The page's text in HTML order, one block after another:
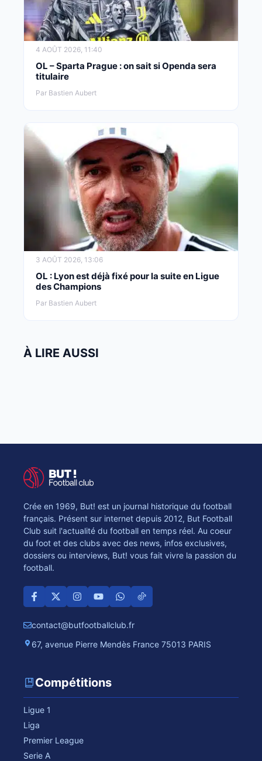
4 AOÛT 2026, 11:40
OL – Sparta Prague : on sait si Openda sera
titulaire
Par Bastien Aubert
3 AOÛT 2026, 13:06
OL : Lyon est déjà fixé pour la suite en Ligue
des Champions
Par Bastien Aubert
À LIRE AUSSI
Crée en 1969, But! est un journal historique du football
français. Présent sur internet depuis 2012, But Football
Club suit l'actualité du football en temps réel. Au coeur
du foot et des clubs avec des news, infos exclusives,
dossiers ou interviews, But! vous fait vivre la passion du
football.
contact@butfootballclub.fr
67, avenue Pierre Mendès France 75013 PARIS
Compétitions
Ligue 1
Liga
Premier League
Serie A